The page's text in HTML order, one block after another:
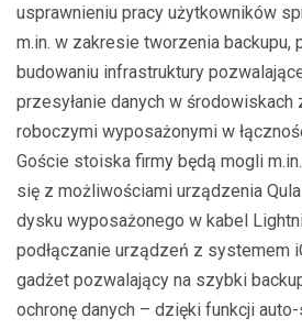
usprawnieniu pracy użytkowników
m.in. w zakresie tworzenia backupu,
budowaniu infrastruktury
przesyłanie danych w
roboczymi wyposażonymi w
Goście stoiska firmy będą mogli
się z możliwościami urządzenia
dysku wyposażonego w kabel
podłączanie urządzeń z systemem
gadżet pozwalający na szybki
ochronę danych – dzięki funkcji